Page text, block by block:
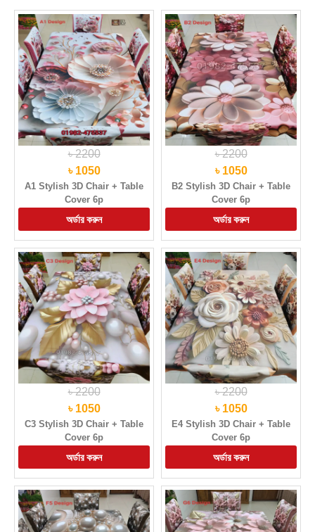
৳ 2200
৳ 1050
A1 Stylish 3D Chair + Table
Cover 6p
৳ 2200
৳ 1050
B2 Stylish 3D Chair + Table
Cover 6p
৳ 2200
৳ 1050
C3 Stylish 3D Chair + Table
Cover 6p
৳ 2200
৳ 1050
E4 Stylish 3D Chair + Table
Cover 6p